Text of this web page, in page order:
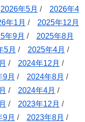
2026年5月 / 2026年4
年1月 / 2025年12月
年9月 / 2025年8月
5月 / 2025年4月 /
/ 2024年12月 /
9月 / 2024年8月 /
/ 2024年4月 /
/ 2023年12月 /
9月 / 2023年8月 /